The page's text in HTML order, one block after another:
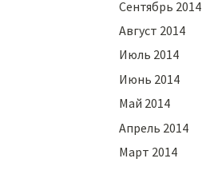
Сентябрь 2014
Август 2014
Июль 2014
Июнь 2014
Май 2014
Апрель 2014
Март 2014